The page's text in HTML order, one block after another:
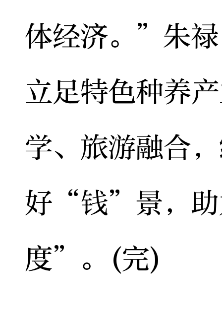
体经济。”朱
立足特色种养
学、旅游融合
好“钱”景，助
度”。(完)